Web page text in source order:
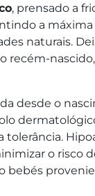
, prensado a
a
naturais.
recém-
desde o
tolerância.
o risco
bebés